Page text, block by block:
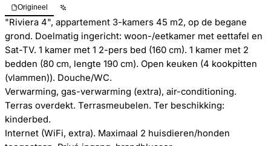
Origineel
"Riviera 4", appartement 3-kamers 45 m2, op de begane
grond. Doelmatig ingericht: woon-/eetkamer met eettafel en
Sat-TV. 1 kamer met 1 2-pers bed (160 cm). 1 kamer met 2
bedden (80 cm, lengte 190 cm). Open keuken (4 kookpitten
(vlammen)). Douche/WC.
Verwarming, gas-verwarming (extra), air-conditioning.
Terras overdekt. Terrasmeubelen. Ter beschikking:
kinderbed.
Internet (WiFi, extra). Maximaal 2 huisdieren/honden